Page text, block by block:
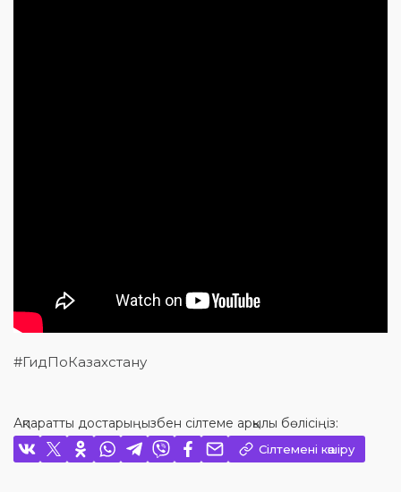
#ГидПоКазахстану
Ақпаратты достарыңызбен сілтеме арқылы бөлісіңіз:
Сілтемені көшіру